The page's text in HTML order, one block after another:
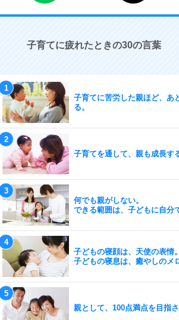
子育てに疲れたときの30の言葉
子育てに苦労した親ほど、あ
る。
子育てを通して、親も成長す
何でも親がしない。
できる範囲は、子どもに自分
子どもの寝顔は、天使の表情。
子どもの寝息は、癒やしのメ
親として、100点満点を目指さ